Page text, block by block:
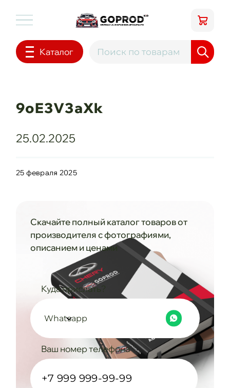
Каталог
9oE3V3aXk
25.02.2025
25 февраля 2025
Скачайте полный каталог товаров от
производителя с фотографиями,
описанием и ценами
Куда прислать?
Whatsapp
Ваш номер телефона